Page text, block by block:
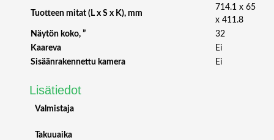
Tuotteen mitat (L x S x K), mm
714.1 x 65
x 411.8
Näytön koko, ”
32
Kaareva
Ei
Sisäänrakennettu kamera
Ei
Lisätiedot
Valmistaja
Takuuaika